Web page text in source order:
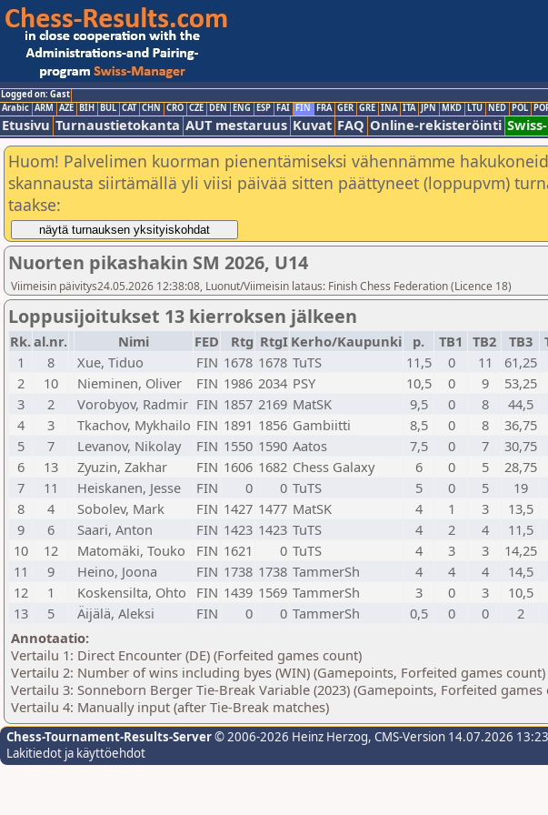
Logged on: Gast
Arabic ARM AZE BIH BUL CAT CHN CRO CZE DEN ENG ESP FAI FIN FRA GER GRE INA ITA JPN MKD LTU NED POL
Etusivu Turnaustietokanta AUT mestaruus Kuvat FAQ Online-rekisteröinti
Huom! Palvelimen kuorman pienentämiseksi vähennämme
skannausta siirtämällä yli viisi päivää sitten päättyneet (loppupvm)
taakse:
Nuorten pikashakin SM 2026, U14
Viimeisin päivitys24.05.2026 12:38:08, Luonut/Viimeisin lataus: Finish Chess Federation (Licence 18)
Loppusijoitukset 13 kierroksen jälkeen
Rk.al.nr. Nimi FED Rtg RtgI Kerho/Kaupunki p. TB1 TB2 TB3
1
8 Xue, Tiduo FIN 1678 1678 TuTS 11,5 0 11 61,25
2
10 Nieminen, Oliver FIN 1986 2034 PSY 10,5 0 9 53,25
3
2 Vorobyov, Radmir FIN 1857 2169 MatSK 9,5 0 8 44,5
4
3 Tkachov, Mykhailo FIN 1891 1856 Gambiitti 8,5 0 8 36,75
5
7 Levanov, Nikolay FIN 1550 1590 Aatos 7,5 0 7 30,75
6
13 Zyuzin, Zakhar FIN 1606 1682 Chess Galaxy 6 0 5 28,75
7
11 Heiskanen, Jesse FIN 0 0 TuTS 5 0 5 19
8
4 Sobolev, Mark FIN 1427 1477 MatSK 4 1 3 13,5
9
6 Saari, Anton FIN 1423 1423 TuTS 4 2 4 11,5
10
12 Matomäki, Touko FIN 1621 0 TuTS 4 3 3 14,25
11
9 Heino, Joona FIN 1738 1738 TammerSh 4 4 4 14,5
12
1 Koskensilta, Ohto FIN 1439 1569 TammerSh 3 0 3 10,5
13
5 Äijälä, Aleksi FIN 0 0 TammerSh 0,5 0 0 2
Annotaatio:
Vertailu 1: Direct Encounter (DE) (Forfeited games count)
Vertailu 2: Number of wins including byes (WIN) (Gamepoints, Forfeited games count)
Vertailu 3: Sonneborn Berger Tie-Break Variable (2023) (Gamepoints, Forfeited games
Vertailu 4: Manually input (after Tie-Break matches)
Chess-Tournament-Results-Server© 2006-2026 Heinz Herzog, CMS-Version 14.07.2026
Lakitiedot ja käyttöehdot